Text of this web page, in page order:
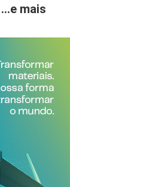
...e mais